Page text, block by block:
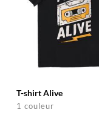
T-shirt Alive
1 couleur